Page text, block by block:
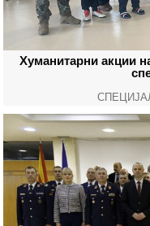
Хуманитарни акции